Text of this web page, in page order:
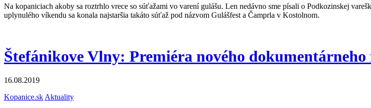
Na kopaniciach akoby sa roztrhlo vrece so súťažami vo varení gulášu. Len nedávno sme písali o Podkozinskej
uplynulého víkendu sa konala najstaršia takáto súťaž pod názvom Gulášfest a Čamprla v Kostolnom.
Štefánikove Vlny: Premiéra nového
16.08.2019
Kopanice.sk Aktuality